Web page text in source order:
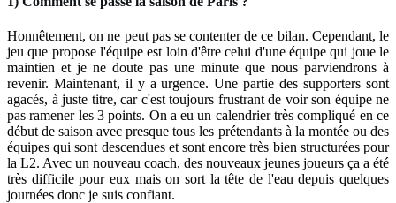
Honnêtement, on ne peut pas se contenter de ce bilan. Cependant, le
jeu que propose l'équipe est loin d'être celui d'une équipe qui joue le
maintien et je ne doute pas une minute que nous parviendrons à
revenir. Maintenant, il y a urgence. Une partie des supporters sont
agacés, à juste titre, car c'est toujours frustrant de voir son équipe ne
pas ramener les 3 points. On a eu un calendrier très compliqué en ce
début de saison avec presque tous les prétendants à la montée ou des
équipes qui sont descendues et sont encore très bien structurées pour
la L2. Avec un nouveau coach, des nouveaux jeunes joueurs ça a été
très difficile pour eux mais on sort la tête de l'eau depuis quelques
journées donc je suis confiant.